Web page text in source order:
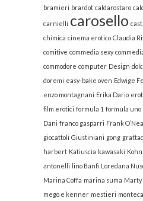
bramieri brardot caldarostaro
carnielli carosello
chimica cinema erotico Claudia
comitive commedia sexy
commodore computer Design
doremi easy-bake oven Edwige
enzo montagnani Erika Dario
film erotici formula 1 formula uno
Dani franco gasparri Frank
giocattoli Giustiniani gong
harbert Katiuscia kawasaki
antonelli lino Banfi Loredana
Marina Coffa marina suma
mego e kenner mestieri